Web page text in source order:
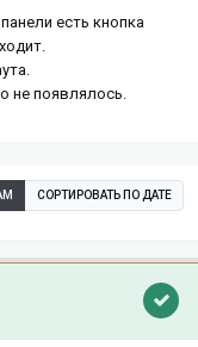
есть кнопка
не появлялось.
СОРТИРОВАТЬ ПО ДАТЕ